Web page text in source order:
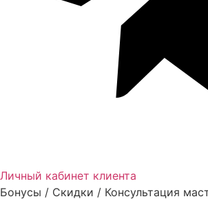
Личный кабинет клиента
Бонусы / Скидки / Консультация